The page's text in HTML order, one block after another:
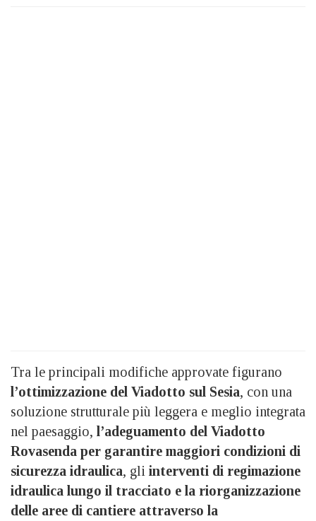
Tra le principali modifiche approvate figurano
l’ottimizzazione del Viadotto sul Sesia, con una
soluzione strutturale più leggera e meglio integrata
nel paesaggio, l’adeguamento del Viadotto
Rovasenda per garantire maggiori condizioni di
sicurezza idraulica, gli interventi di regimazione
idraulica lungo il tracciato e la riorganizzazione
delle aree di cantiere attraverso la